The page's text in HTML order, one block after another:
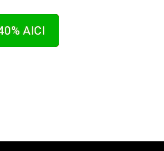
AICI